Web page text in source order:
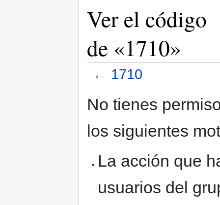
Ver el código
de «1710»
← 1710
No tienes
los siguientes
La acción que
usuarios del